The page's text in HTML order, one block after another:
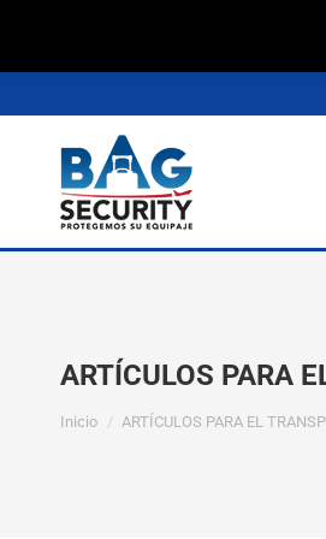
ARTÍCULOS PARA
Estás aquí:
Inicio ARTÍCULOS PARA EL